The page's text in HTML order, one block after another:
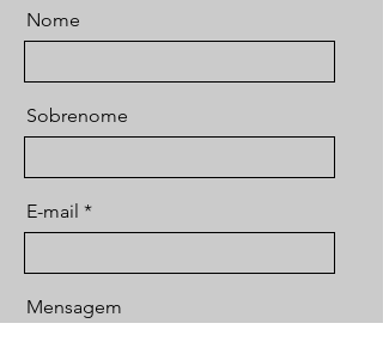
Nome
Sobrenome
E-mail
Mensagem